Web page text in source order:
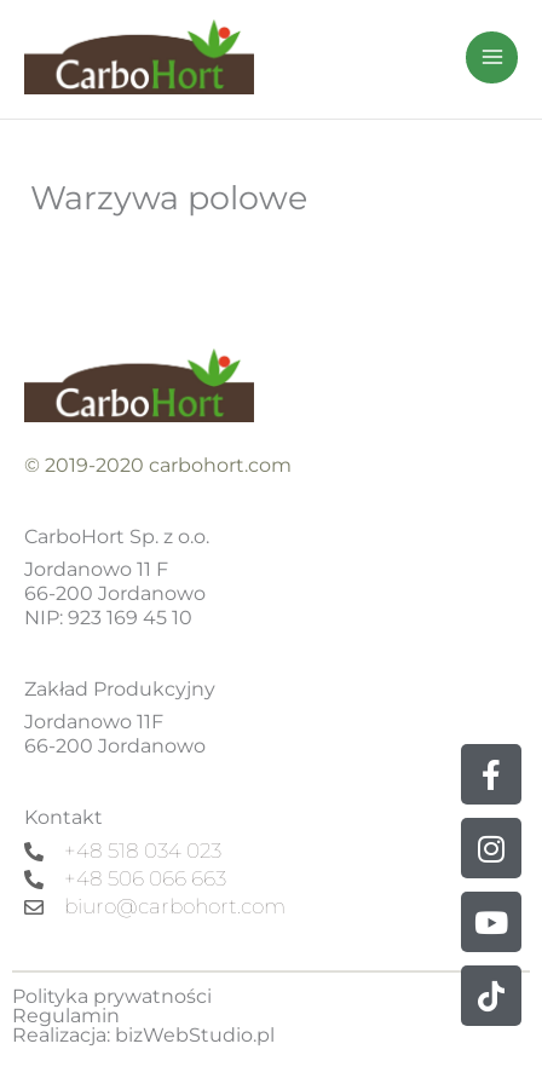
treści
Warzywa polowe
© 2019-2020 carbohort.com
CarboHort Sp. z o.o.
Jordanowo 11 F
66-200 Jordanowo
NIP: 923 169 45 10
Zakład Produkcyjny
Jordanowo 11F
66-200 Jordanowo
Kontakt
+48 518 034 023
+48 506 066 663
biuro@carbohort.com
Polityka prywatności
Regulamin
Realizacja: bizWebStudio.pl
f